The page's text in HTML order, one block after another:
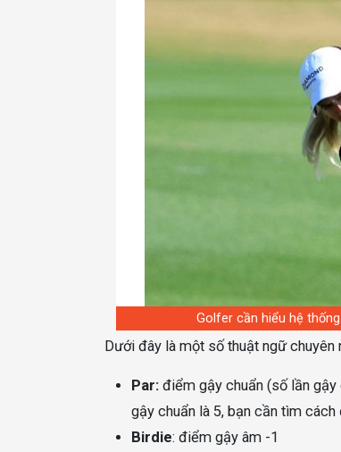
Golfer cần hiểu hệ
Dưới đây là một số thuật ngữ
Par: điểm gậy chuẩn (số lần
gậy chuẩn là 5, bạn cần tìm
Birdie: điểm gậy âm -1